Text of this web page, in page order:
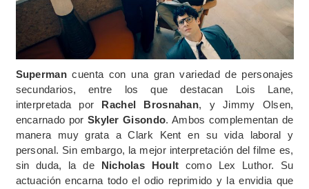
Supermancuenta con una gran variedad de personajes
secundarios, entre los que destacan Lois Lane,
interpretada por Rachel Brosnahan, y Jimmy Olsen,
encarnado por Skyler Gisondo. Ambos complementan de
manera muy grata a Clark Kent en su vida laboral y
personal. Sin embargo, la mejor interpretación del filme es,
sin duda, la de Nicholas Hoult como Lex Luthor. Su
actuación encarna todo el odio reprimido y la envidia que